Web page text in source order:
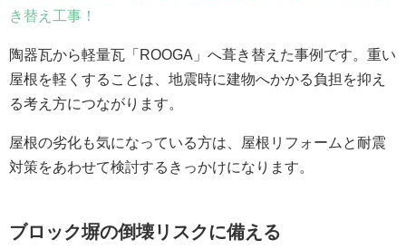
き替え工事！
陶器瓦から軽量瓦「ROOGA」へ葺き替えた事例です。重い
屋根を軽くすることは、地震時に建物へかかる負担を抑え
る考え方につながります。
屋根の劣化も気になっている方は、屋根リフォームと耐震
対策をあわせて検討するきっかけになります。
ブロック塀の倒壊リスクに備える